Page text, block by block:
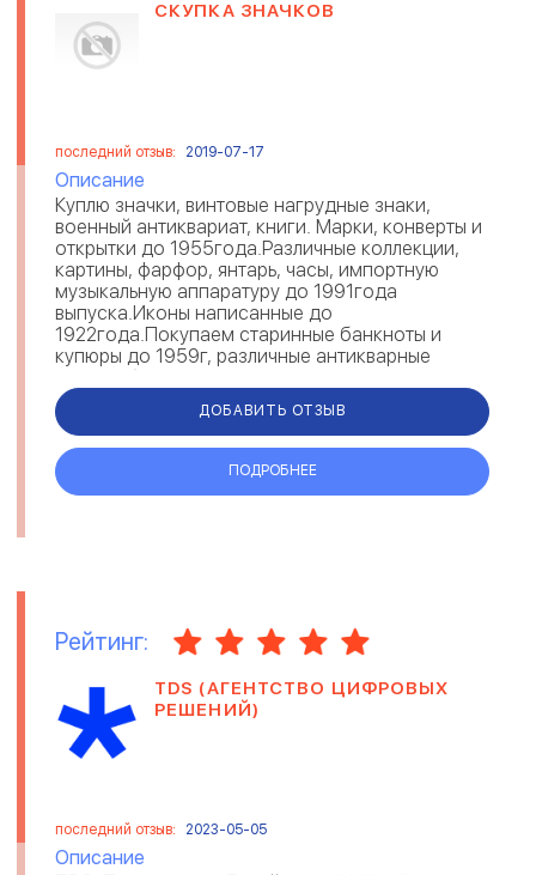
СКУПКА ЗНАЧКОВ
последний отзыв: 2019-07-17
Описание
Куплю значки, винтовые нагрудные знаки,
военный антиквариат, книги. Марки, конверты и
открытки до 1955года.Различные коллекции,
картины, фарфор, янтарь, часы, импортную
музыкальную аппаратуру до 1991года
выпуска.Иконы написанные до
1922года.Покупаем старинные банкноты и
купюры до 1959г, различные антикварные
ценные бумаги. Куплю рог носорога ВСЕХ
видов, бивни...
ДОБАВИТЬ ОТЗЫВ
ПОДРОБНЕЕ
Рейтинг:
TDS (АГЕНТСТВО ЦИФРОВЫХ
РЕШЕНИЙ)
последний отзыв: 2023-05-05
Описание